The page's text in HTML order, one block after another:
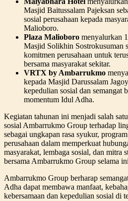
Masjid Baitussalam Pajeksan
sosial perusahaan kepada
Malioboro.
Plaza Malioboro menyalurkan
Masjid Solikhin Sostrokusuman
komitmen perusahaan untuk
bersama masyarakat sekitar.
VRTX by Ambarrukmo
kepada Masjid Darussalam
kepedulian sosial dan semangat
momentum Idul Adha.
Kegiatan tahunan ini menjadi salah
sosial Ambarrukmo Group terhadap
sebagai ungkapan rasa syukur,
perusahaan dalam memperkuat
masyarakat, lembaga sosial, dan mitra
bersama Ambarrukmo Group selama
Ambarrukmo Group berharap
Adha dapat membawa manfaat,
kebersamaan dan kepedulian sosial di